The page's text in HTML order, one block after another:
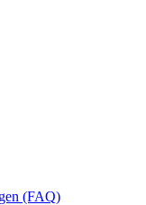
(FAQ)